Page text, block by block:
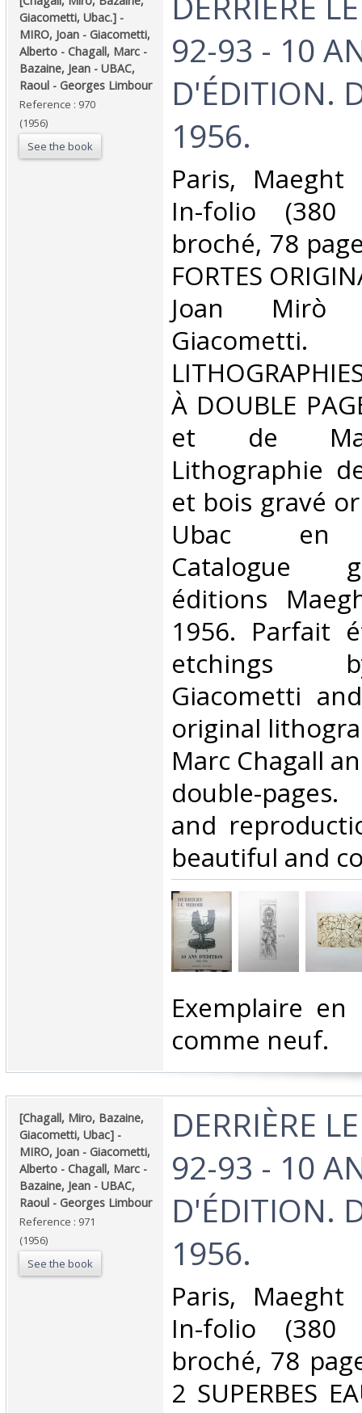
Giacometti, Ubac.] - ‎
‎MIRO, Joan - Giacometti,
Alberto - Chagall, Marc -
Bazaine, Jean - UBAC,
Raoul - Georges Limbour‎
Reference : 970
(1956)
See the book
92-93 - 10
D'ÉDITION.
1956.‎
‎Paris, Maeght
In-folio
broché, 78
FORTES
Joan Mirò
À DOUBLE
et de
Lithographie
et bois gravé
Ubac en
Catalogue
éditions
1956. Parfait
etchings
Giacometti
original
Marc Chagall
double-
and
beautiful and
‎Exemplaire
comme neuf. ‎
‎[Chagall, Miro, Bazaine,
Giacometti, Ubac] - ‎
‎MIRO, Joan - Giacometti,
Alberto - Chagall, Marc -
Bazaine, Jean - UBAC,
Raoul - Georges Limbour‎
Reference : 971
(1956)
See the book
‎DERRIÈRE
92-93 - 10
D'ÉDITION.
1956.‎
‎Paris, Maeght
In-folio
broché, 78
2 SUPERBES